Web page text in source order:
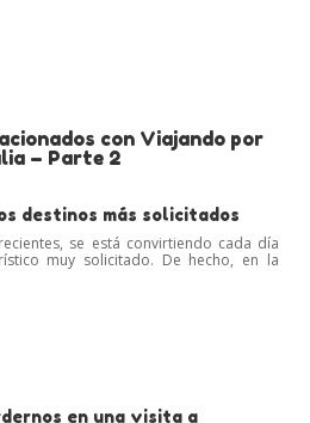
con Viajando por
– Parte 2
destinos más solicitados
se está convirtiendo cada día
muy solicitado. De hecho, en la
en una visita a